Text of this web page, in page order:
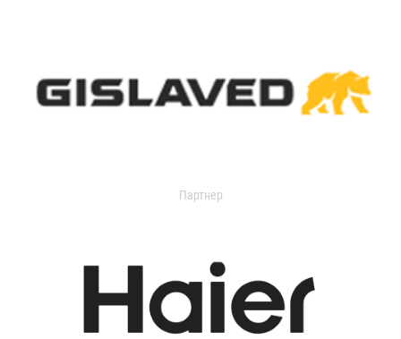
Партнер